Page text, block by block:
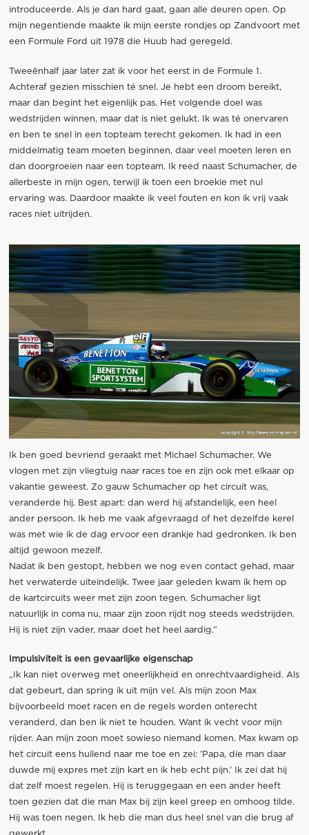
introduceerde. Als je dan hard gaat, gaan alle deuren open. Op
mijn negentiende maakte ik mijn eerste rondjes op Zandvoort met
een Formule Ford uit 1978 die Huub had geregeld.
Tweeënhalf jaar later zat ik voor het eerst in de Formule 1.
Achteraf gezien misschien té snel. Je hebt een droom bereikt,
maar dan begint het eigenlijk pas. Het volgende doel was
wedstrijden winnen, maar dat is niet gelukt. Ik was té onervaren
en ben te snel in een topteam terecht gekomen. Ik had in een
middelmatig team moeten beginnen, daar veel moeten leren en
dan doorgroeien naar een topteam. Ik reed naast Schumacher, de
allerbeste in mijn ogen, terwijl ik toen een broekie met nul
ervaring was. Daardoor maakte ik veel fouten en kon ik vrij vaak
races niet uitrijden.
Ik ben goed bevriend geraakt met Michael Schumacher. We
vlogen met zijn vliegtuig naar races toe en zijn ook met elkaar op
vakantie geweest. Zo gauw Schumacher op het circuit was,
veranderde hij. Best apart: dan werd hij afstandelijk, een heel
ander persoon. Ik heb me vaak afgevraagd of het dezelfde kerel
was met wie ik de dag ervoor een drankje had gedronken. Ik ben
altijd gewoon mezelf.
Nadat ik ben gestopt, hebben we nog even contact gehad, maar
het verwaterde uiteindelijk. Twee jaar geleden kwam ik hem op
de kartcircuits weer met zijn zoon tegen. Schumacher ligt
natuurlijk in coma nu, maar zijn zoon rijdt nog steeds wedstrijden.
Hij is niet zijn vader, maar doet het heel aardig.”
Impulsiviteit is een gevaarlijke eigenschap
„Ik kan niet overweg met oneerlijkheid en onrechtvaardigheid. Als
dat gebeurt, dan spring ik uit mijn vel. Als mijn zoon Max
bijvoorbeeld moet racen en de regels worden onterecht
veranderd, dan ben ik niet te houden. Want ik vecht voor mijn
rijder. Aan mijn zoon moet sowieso niemand komen. Max kwam op
het circuit eens huilend naar me toe en zei: ’Papa, die man daar
duwde mij expres met zijn kart en ik heb echt pijn.’ Ik zei dat hij
dat zelf moest regelen. Hij is teruggegaan en een ander heeft
toen gezien dat die man Max bij zijn keel greep en omhoog tilde.
Hij was toen negen. Ik heb die man dus heel snel van die brug af